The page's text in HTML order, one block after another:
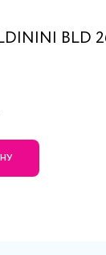
BLD